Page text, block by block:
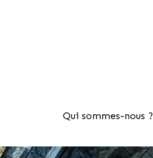
Qui sommes-nous ?